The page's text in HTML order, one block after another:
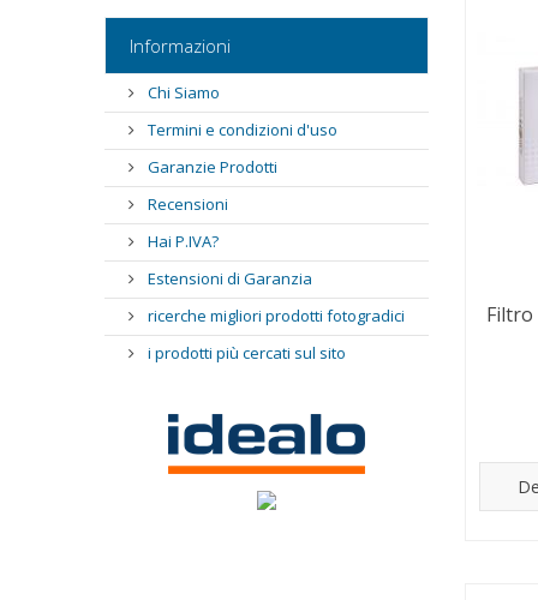
Informazioni
Chi Siamo
Termini e condizioni d'uso
Garanzie Prodotti
Recensioni
Hai P.IVA?
Estensioni di Garanzia
ricerche migliori prodotti fotogradici
i prodotti più cercati sul sito
Filtro